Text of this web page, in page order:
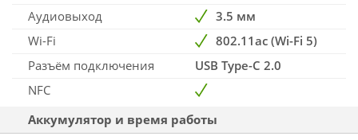
Аудиовыход
3.5 мм
Wi-Fi
802.11ac (Wi-Fi 5)
Разъём подключения
USB Type-C 2.0
NFC
Аккумулятор и время работы